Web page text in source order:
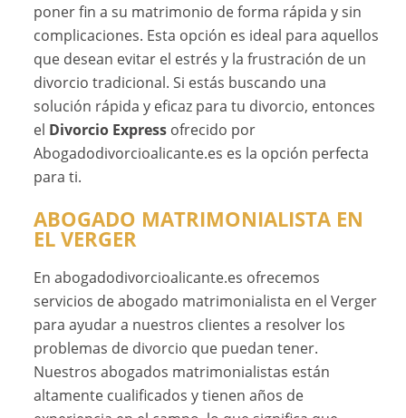
poner fin a su matrimonio de forma rápida y sin
complicaciones. Esta opción es ideal para aquellos
que desean evitar el estrés y la frustración de un
divorcio tradicional. Si estás buscando una
solución rápida y eficaz para tu divorcio, entonces
el Divorcio Express ofrecido por
Abogadodivorcioalicante.es es la opción perfecta
para ti.
ABOGADO MATRIMONIALISTA EN
EL VERGER
En abogadodivorcioalicante.es ofrecemos
servicios de abogado matrimonialista en el Verger
para ayudar a nuestros clientes a resolver los
problemas de divorcio que puedan tener.
Nuestros abogados matrimonialistas están
altamente cualificados y tienen años de